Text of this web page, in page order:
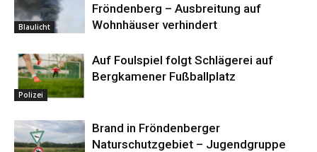
Blaulicht
Fröndenberg – Ausbreitung auf
Wohnhäuser verhindert
Polizei
Auf Foulspiel folgt Schlägerei auf
Bergkamener Fußballplatz
Brand in Fröndenberger
Naturschutzgebiet – Jugendgruppe